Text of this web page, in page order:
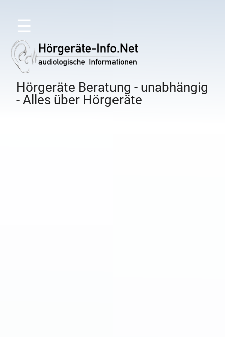
☰
Hörgeräte Beratung - unabhängig
- Alles über Hörgeräte